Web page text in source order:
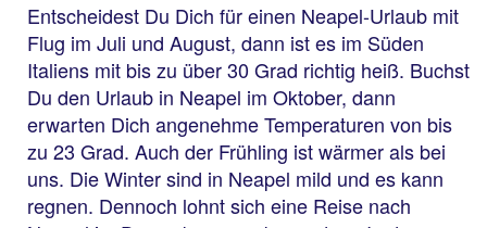
Entscheidest Du Dich für einen Neapel-Urlaub mit
Flug im Juli und August, dann ist es im Süden
Italiens mit bis zu über 30 Grad richtig heiß. Buchst
Du den Urlaub in Neapel im Oktober, dann
erwarten Dich angenehme Temperaturen von bis
zu 23 Grad. Auch der Frühling ist wärmer als bei
uns. Die Winter sind in Neapel mild und es kann
regnen. Dennoch lohnt sich eine Reise nach